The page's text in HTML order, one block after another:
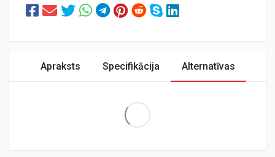
Apraksts Specifikācija Alternatīvas
Extra Large